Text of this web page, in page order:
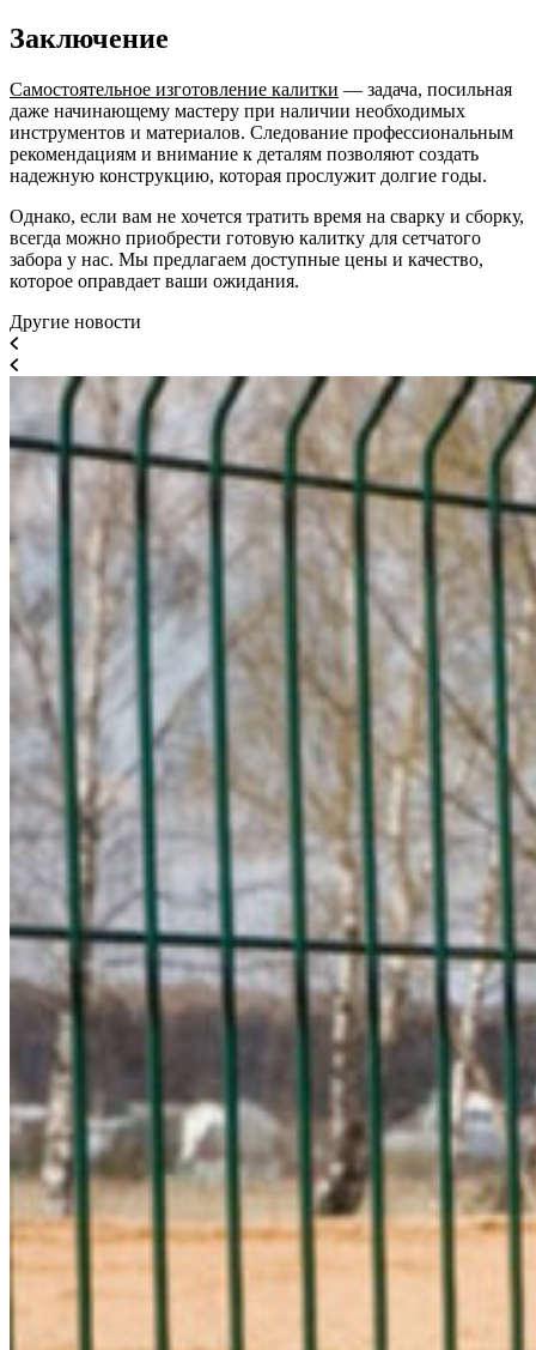
Заключение
Самостоятельное изготовление калитки — задача, посильная
даже начинающему мастеру при наличии необходимых
инструментов и материалов. Следование профессиональным
рекомендациям и внимание к деталям позволяют создать
надежную конструкцию, которая прослужит долгие годы.
Однако, если вам не хочется тратить время на сварку и сборку,
всегда можно приобрести готовую калитку для сетчатого
забора у нас. Мы предлагаем доступные цены и качество,
которое оправдает ваши ожидания.
Другие новости